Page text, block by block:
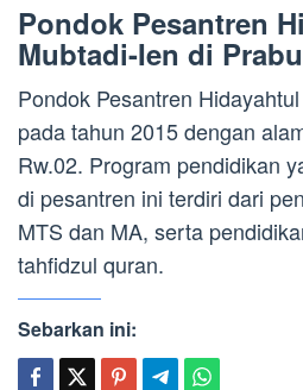
Pondok Pesantren
Mubtadi-Ien di
Pondok Pesantren
pada tahun 2015 dengan
Rw.02. Program pendidikan
di pesantren ini terdiri dari
MTS dan MA, serta
tahfidzul quran.
Sebarkan ini: